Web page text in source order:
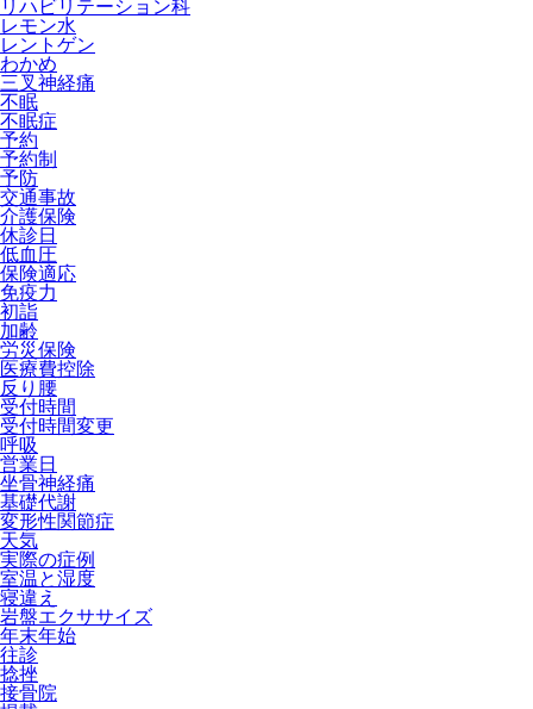
リハビリテーション科
レモン水
レントゲン
わかめ
三叉神経痛
不眠
不眠症
予約
予約制
予防
交通事故
介護保険
休診日
低血圧
保険適応
免疫力
初詣
加齢
労災保険
医療費控除
反り腰
受付時間
受付時間変更
呼吸
営業日
坐骨神経痛
基礎代謝
変形性関節症
天気
実際の症例
室温と湿度
寝違え
岩盤エクササイズ
年末年始
往診
捻挫
接骨院